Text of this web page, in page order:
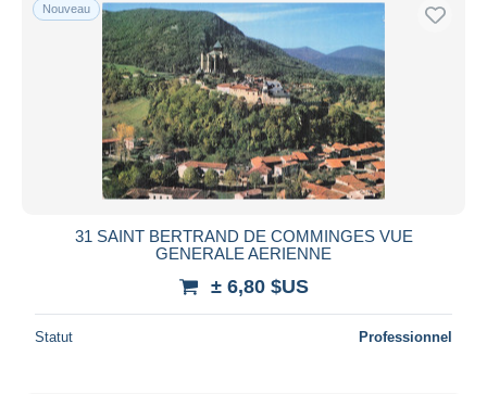
Nouveau
31 SAINT BERTRAND DE COMMINGES VUE
GENERALE AERIENNE
± 6,80 $US
Statut Professionnel